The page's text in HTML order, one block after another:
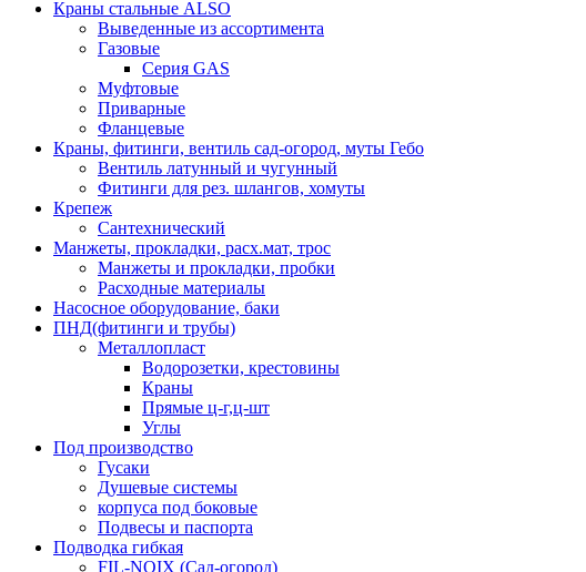
Краны стальные ALSO
Выведенные из ассортимента
Газовые
Серия GAS
Муфтовые
Приварные
Фланцевые
Краны, фитинги, вентиль сад-огород, муты Гебо
Вентиль латунный и чугунный
Фитинги для рез. шлангов, хомуты
Крепеж
Сантехнический
Манжеты, прокладки, расх.мат, трос
Манжеты и прокладки, пробки
Расходные материалы
Насосное оборудование, баки
ПНД(фитинги и трубы)
Металлопласт
Водорозетки, крестовины
Краны
Прямые ц-г,ц-шт
Углы
Под производство
Гусаки
Душевые системы
корпуса под боковые
Подвесы и паспорта
Подводка гибкая
FIL-NOIX (Сад-огород)